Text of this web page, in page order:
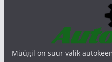
Müügil on suur valik